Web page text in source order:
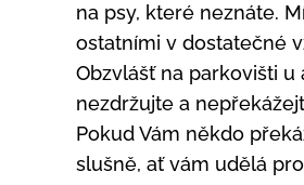
na psy, které neznáte.
ostatními v dostatečné
Obzvlášť na parkovišti
nezdržujte a
Pokud Vám někdo
slušně, ať vám udělá